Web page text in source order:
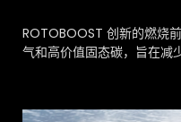
ROTOBOOST 创新的燃烧
气和高价值固态碳，旨在减